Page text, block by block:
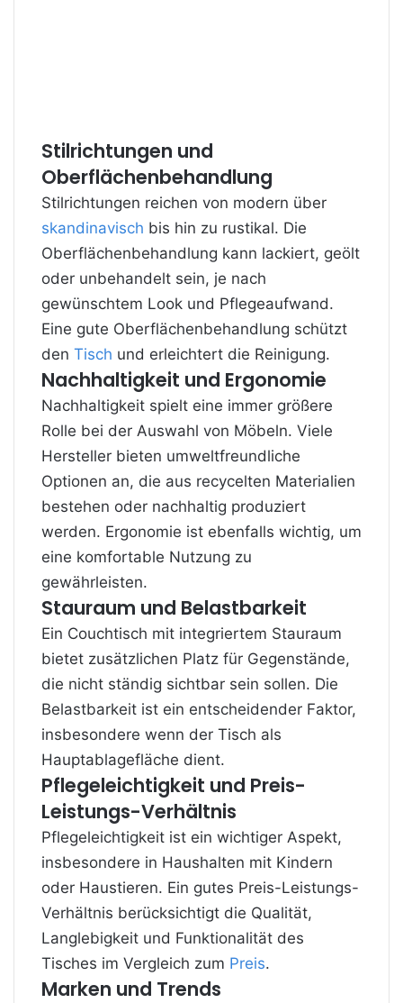
Stilrichtungen und
Oberflächenbehandlung
Stilrichtungen reichen von modern über
skandinavisch bis hin zu rustikal. Die
Oberflächenbehandlung kann lackiert, geölt
oder unbehandelt sein, je nach
gewünschtem Look und Pflegeaufwand.
Eine gute Oberflächenbehandlung schützt
den Tisch und erleichtert die Reinigung.
Nachhaltigkeit und Ergonomie
Nachhaltigkeit spielt eine immer größere
Rolle bei der Auswahl von Möbeln. Viele
Hersteller bieten umweltfreundliche
Optionen an, die aus recycelten Materialien
bestehen oder nachhaltig produziert
werden. Ergonomie ist ebenfalls wichtig, um
eine komfortable Nutzung zu
gewährleisten.
Stauraum und Belastbarkeit
Ein Couchtisch mit integriertem Stauraum
bietet zusätzlichen Platz für Gegenstände,
die nicht ständig sichtbar sein sollen. Die
Belastbarkeit ist ein entscheidender Faktor,
insbesondere wenn der Tisch als
Hauptablagefläche dient.
Pflegeleichtigkeit und Preis-
Leistungs-Verhältnis
Pflegeleichtigkeit ist ein wichtiger Aspekt,
insbesondere in Haushalten mit Kindern
oder Haustieren. Ein gutes Preis-Leistungs-
Verhältnis berücksichtigt die Qualität,
Langlebigkeit und Funktionalität des
Tisches im Vergleich zum Preis.
Marken und Trends